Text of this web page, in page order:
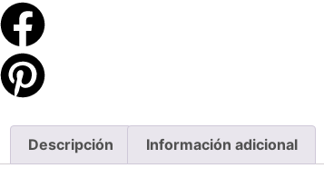
Descripción Información adicional